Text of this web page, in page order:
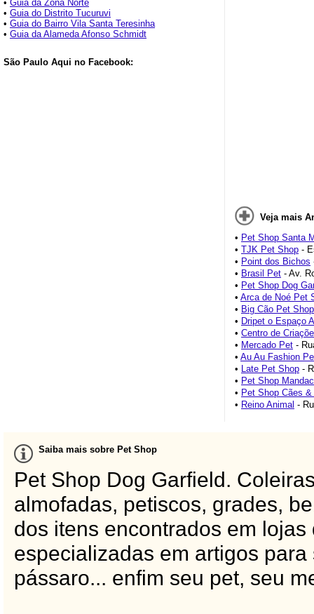
• Guia da Zona Norte
• Guia do Distrito Tucuruvi
• Guia do Bairro Vila Santa Teresinha
• Guia da Alameda Afonso Schmidt
São Paulo Aqui no Facebook:
Veja mais
• Pet Shop Santa
• TJK Pet Shop -
• Point dos Bichos
• Brasil Pet - Av.
• Pet Shop Dog
• Arca de Noé Pet
• Big Cão Pet Shop
• Dripet o Espaço
• Centro de
• Mercado Pet -
• Au Au Fashion
• Late Pet Shop -
• Pet Shop
• Pet Shop Cães &
• Reino Animal -
Saiba mais sobre Pet Shop
Pet Shop Dog Garfield.
almofadas, petiscos, grades,
dos itens encontrados em
especializadas em artigos
pássaro... enfim seu pet, seu